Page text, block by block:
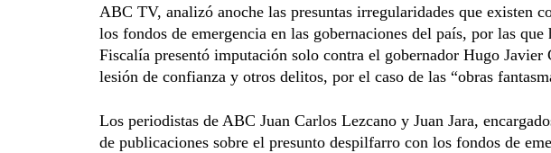
ABC TV, analizó anoche las presuntas irregularidades que existen
los fondos de emergencia en las gobernaciones del país, por las que
Fiscalía presentó imputación solo contra el gobernador Hugo Javier
lesión de confianza y otros delitos, por el caso de las “obras
Los periodistas de ABC Juan Carlos Lezcano y Juan Jara,
de publicaciones sobre el presunto despilfarro con los fondos de